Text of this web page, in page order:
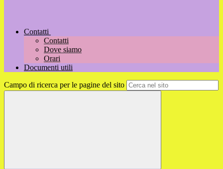
Contatti
Contatti
Dove siamo
Orari
Documenti utili
Campo di ricerca per le pagine del sito